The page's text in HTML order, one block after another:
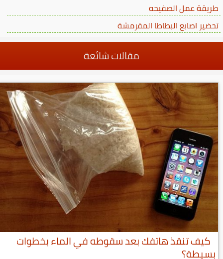
طريقة عمل الصفيحه
تحضير اصابع البطاطا المقرمشة
مقالات شائعة
كيف تنقذ هاتفك بعد سقوطه في الماء بخطوات
بسيطة؟